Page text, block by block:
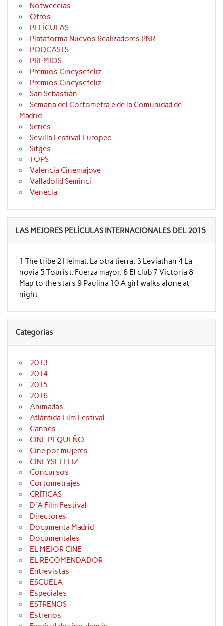
Notweecias
Otros
PELÍCULAS
Plataforma Nuevos Realizadores PNR
PODCASTS
PREMIOS
Premios Cineysefeliz
Premios Cineysefeliz
San Sebastián
Semana del Cortometraje de la Comunidad de
Madrid
Series
Sevilla Festival Europeo
Sitges
TOPS
Valencia Cinemajove
Valladolid Seminci
Venecia
LAS MEJORES PELÍCULAS INTERNACIONALES DEL 2015
1 The tribe 2 Heimat. La otra tierra. 3 Leviathan 4 La
novia 5 Tourist. Fuerza mayor. 6 El club 7 Victoria 8
Map to the stars 9 Paulina 10 A girl walks alone at
night
Categorías
2013
2014
2015
2016
Animadas
Atlántida Film Festival
Cannes
CINE PEQUEÑO
Cine por mujeres
CINEYSEFELIZ
Concursos
Cortometrajes
CRÍTICAS
D'A Film Festival
Directores
Documenta Madrid
Documentales
EL MEJOR CINE
EL RECOMENDADOR
Entrevistas
ESCUELA
Especiales
ESTRENOS
Estrenos